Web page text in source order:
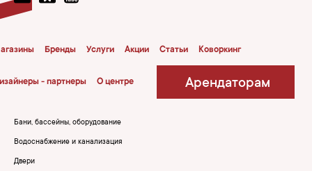
Бренды Услуги Акции Статьи Коворкинг
- партнеры О центре Арендаторам
Бани, бассейны, оборудование
Водоснабжение и канализация
Двери